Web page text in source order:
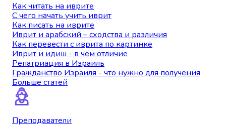
Как читать на иврите
С чего начать учить иврит
Как писать на иврите
Иврит и арабский – сходства и различия
Как перевести с иврита по картинке
Иврит и идиш - в чем отличие
Репатриация в Израиль
Гражданство Израиля - что нужно для получения
Больше статей
Преподаватели